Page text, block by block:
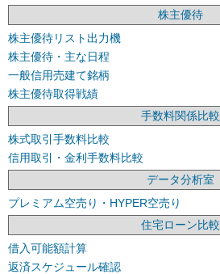
株主優待
株主優待リスト出力機
株主優待・主な日程
一般信用売建て銘柄
株主優待取得戦績
手数料関係比較
株式取引手数料比較
信用取引・金利手数料比較
データ分析室
プレミアム空売り・HYPER空売り
住宅ローン比較
借入可能額計算
返済スケジュール確認